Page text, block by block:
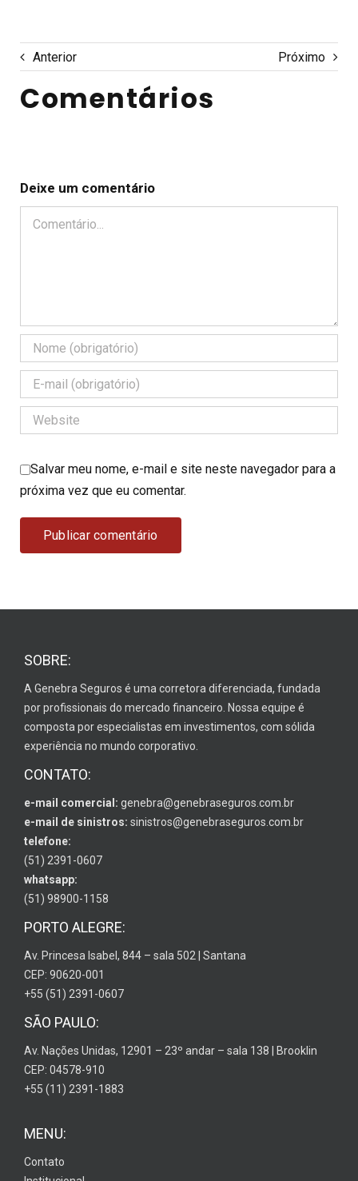
Anterior Próximo
Comentários
Deixe um comentário
Comentário
Salvar meu nome, e-mail e site neste navegador para a
próxima vez que eu comentar.
SOBRE:
A Genebra Seguros é uma corretora diferenciada, fundada
por profissionais do mercado financeiro. Nossa equipe é
composta por especialistas em investimentos, com sólida
experiência no mundo corporativo.
CONTATO:
e-mail comercial: genebra@genebraseguros.com.br
e-mail de sinistros: sinistros@genebraseguros.com.br
telefone:
(51) 2391-0607
whatsapp:
(51) 98900-1158
PORTO ALEGRE:
Av. Princesa Isabel, 844 – sala 502 | Santana
CEP: 90620-001
+55 (51) 2391-0607
SÃO PAULO:
Av. Nações Unidas, 12901 – 23º andar – sala 138 | Brooklin
CEP: 04578-910
+55 (11) 2391-1883
MENU:
Contato